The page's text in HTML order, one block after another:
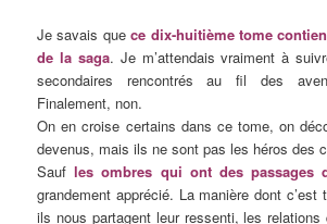
Je savais quece dix-huitième tome
de la saga. Je m’attendais vraiment à
secondaires rencontrés au fil des
Finalement, non.
On en croise certains dans ce tome, on
devenus, mais ils ne sont pas les héros des
Saufles ombres qui ont des passages
grandement apprécié. La manière dont
ils nous partagent leur ressenti, les relations